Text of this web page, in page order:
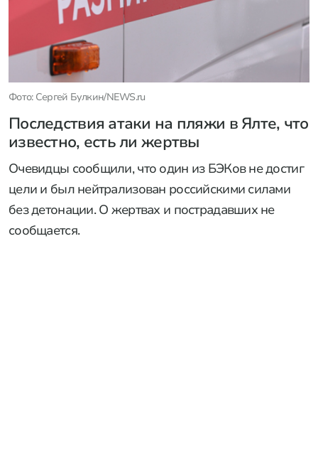
Фото: Сергей Булкин/NEWS.ru
Последствия атаки на пляжи в Ялте, что
известно, есть ли жертвы
Очевидцы сообщили, что один из БЭКов не достиг
цели и был нейтрализован российскими силами
без детонации. О жертвах и пострадавших не
сообщается.